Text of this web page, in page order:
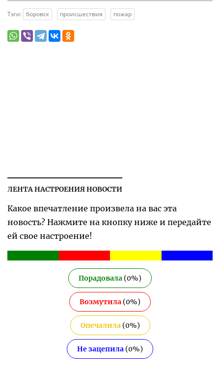
Тэги: боровск происшествия пожар
ЛЕНТА НАСТРОЕНИЯ НОВОСТИ
Какое впечатление произвела на вас эта
новость? Нажмите на кнопку ниже и передайте
ей свое настроение!
Порадовала (0%)
Возмутила (0%)
Опечалила(0%)
Не зацепила (0%)